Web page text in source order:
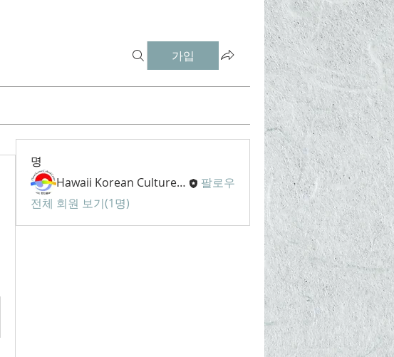
가입
명
Hawaii Korean Culture Center
팔로우
전체 회원 보기(1명)